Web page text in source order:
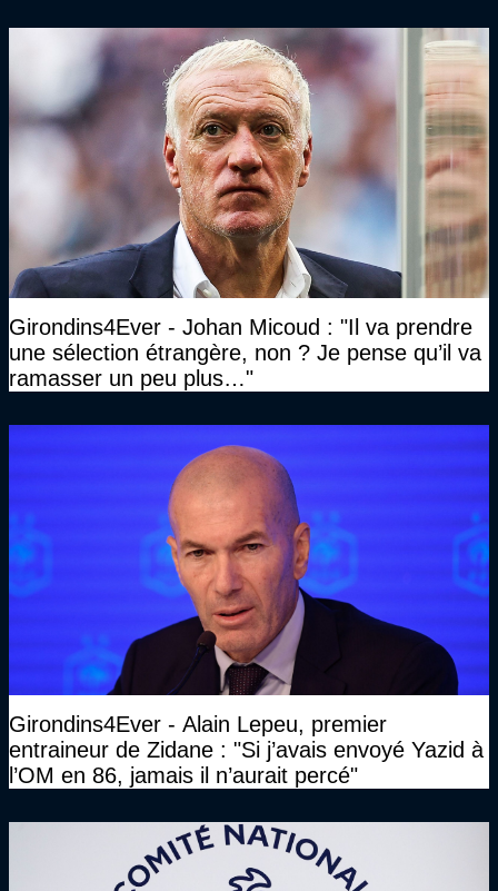
Girondins4Ever - Johan Micoud : "Il va prendre
une sélection étrangère, non ? Je pense qu’il va
ramasser un peu plus…"
Girondins4Ever - Alain Lepeu, premier
entraineur de Zidane : "Si j’avais envoyé Yazid à
l’OM en 86, jamais il n’aurait percé"